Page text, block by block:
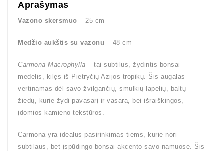
Aprašymas
Vazono skersmuo – 25 cm
Medžio aukštis su vazonu – 48 cm
Carmona Macrophylla – tai subtilus, žydintis bonsai
medelis, kilęs iš Pietryčių Azijos tropikų. Šis augalas
vertinamas dėl savo žvilgančių, smulkių lapelių, baltų
žiedų, kurie žydi pavasarį ir vasarą, bei išraiškingos,
įdomios kamieno tekstūros.
Carmona yra idealus pasirinkimas tiems, kurie nori
subtilaus, bet įspūdingo bonsai akcento savo namuose. Šis